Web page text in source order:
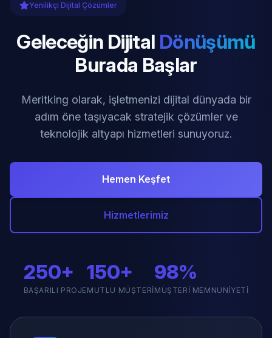
Yenilikçi Dijital Çözümler
Geleceğin Dijital Dönüşümü
Burada Başlar
Meritking olarak, işletmenizi dijital dünyada bir
adım öne taşıyacak stratejik çözümler ve
teknolojik altyapı hizmetleri sunuyoruz.
Hemen Keşfet
Hizmetlerimiz
250+
BAŞARILI PROJE
150+
MUTLU MÜŞTERI
98%
MÜŞTERI MEMNUNIYETI